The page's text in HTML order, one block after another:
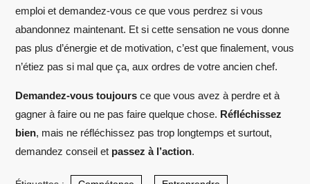
emploi et demandez-vous ce que vous perdrez si vous
abandonnez maintenant. Et si cette sensation ne vous donne
pas plus d’énergie et de motivation, c’est que finalement, vous
n’étiez pas si mal que ça, aux ordres de votre ancien chef.
Demandez-vous toujours ce que vous avez à perdre et à
gagner à faire ou ne pas faire quelque chose. Réfléchissez
bien, mais ne réfléchissez pas trop longtemps et surtout,
demandez conseil et passez à l’action.